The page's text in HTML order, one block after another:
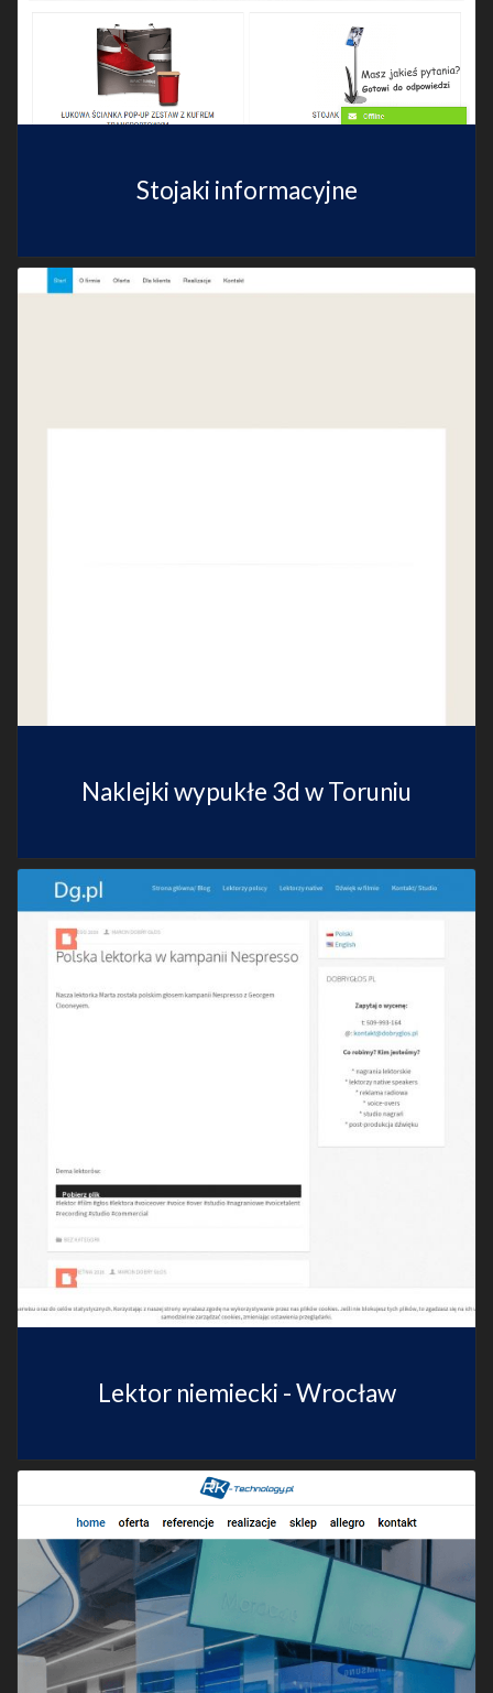
Stojaki informacyjne
Naklejki wypukłe 3d w Toruniu
Lektor niemiecki - Wrocław